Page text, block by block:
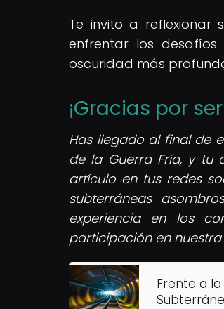
Te invito a reflexionar
enfrentar los
oscuridad más
¡Gracias por
Has llegado al final de
de la Guerra Fría, y tu
artículo en tus redes
subterráneas
experiencia en los
participación en
Frente a